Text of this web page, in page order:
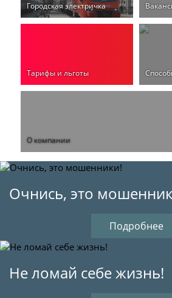
Городская электричка
Тарифы и льготы
О компании
Очнись, это
Подробнее
Не ломай себе жизнь!